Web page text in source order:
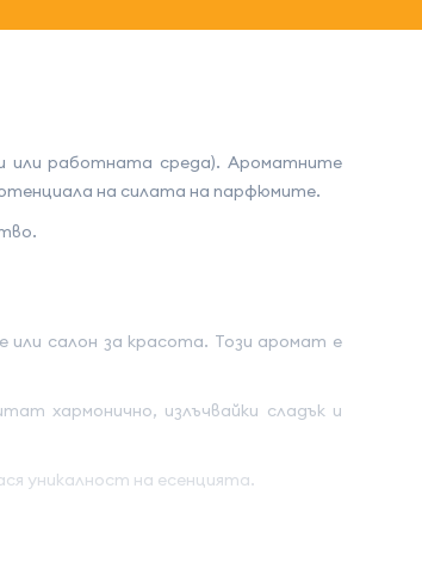
или работната среда). Ароматните
на силата на парфюмите.
или салон за красота. Този аромат е
хармонично, излъчвайки сладък и
уникалност на есенцията.